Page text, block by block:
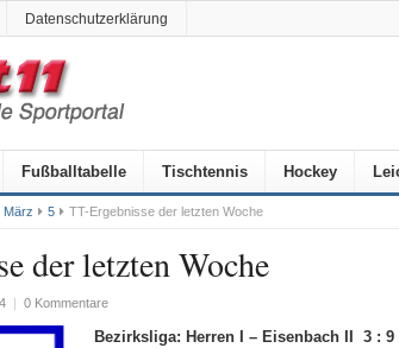
Datenschutzerklärung
Fußballtabelle Tischtennis Hockey
März 5 TT-Ergebnisse der letzten Woche
der letzten Woche
| 0 Kommentare
Bezirksliga: Herren I – Eisenbach II 3 : 9